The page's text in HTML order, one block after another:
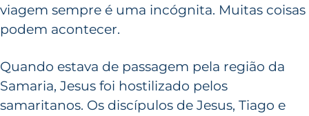
viagem sempre é uma incógnita. Muitas coisas
podem acontecer.
Quando estava de passagem pela região da
Samaria, Jesus foi hostilizado pelos
samaritanos. Os discípulos de Jesus, Tiago e